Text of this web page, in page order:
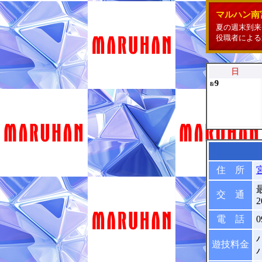
マルハン
夏の週末到
役職者によ
日
8/9
住 所
交 通
電 話
遊技料金